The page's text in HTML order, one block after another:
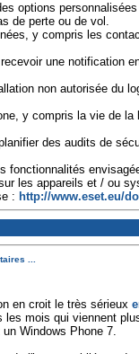
options personnalisées
de perte ou de vol.
y compris les
une notification
non autorisée du
y compris la vie de la
des audits de
les appareils et / ou
: http://www.eset.eu/
...
en croit le très sérieux
les mois qui viennent
un Windows Phone 7.